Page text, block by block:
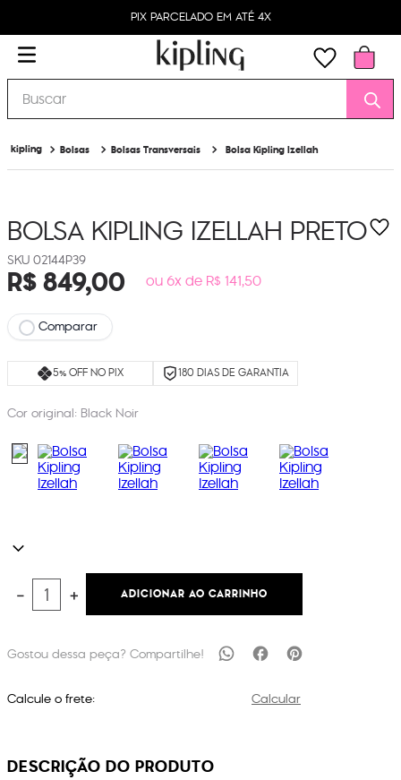
PIX PARCELADO EM ATÉ 4X
Buscar
Bolsas Bolsas Transversais Bolsa Kipling Izellah
BOLSA KIPLING IZELLAH PRETO
02144P39
R$849,00 ou 6x de R$ 141,50
Comparar
5% OFF NO PIX 180 DIAS DE GARANTIA
Cor original: Black Noir
＋
－ ADICIONAR AO CARRINHO
Calcule o frete: Calcular
DESCRIÇÃO DO PRODUTO